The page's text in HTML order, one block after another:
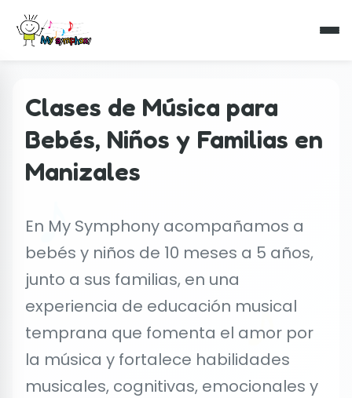
Clases de Música para
Bebés, Niños y Familias en
Manizales
En My Symphony acompañamos a
bebés y niños de 10 meses a 5 años,
junto a sus familias, en una
experiencia de educación musical
temprana que fomenta el amor por
la música y fortalece habilidades
musicales, cognitivas, emocionales y
♪
♪